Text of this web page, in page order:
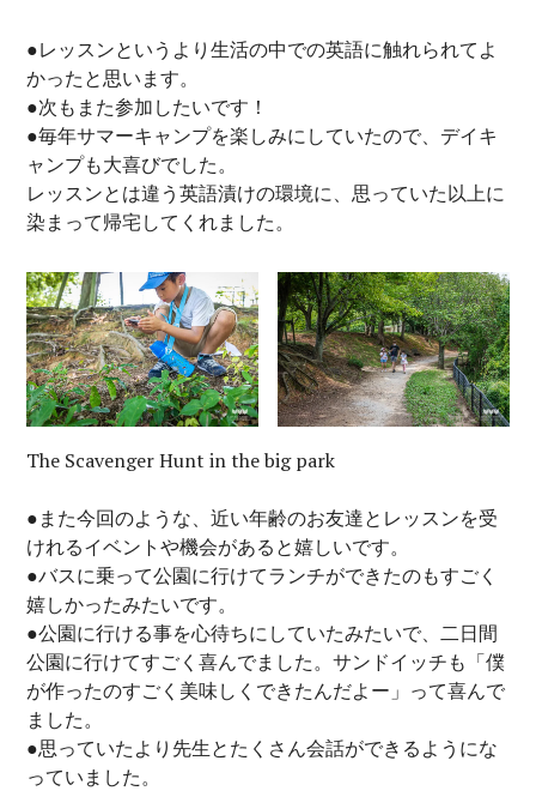
●レッスンというより生活の中での英語に触れられてよ
かったと思います。
●次もまた参加したいです！
●毎年サマーキャンプを楽しみにしていたので、デイキ
ャンプも大喜びでした。
レッスンとは違う英語漬けの環境に、思っていた以上に
染まって帰宅してくれました。
The Scavenger Hunt in the big park
●また今回のような、近い年齢のお友達とレッスンを受
けれるイベントや機会があると嬉しいです。
●バスに乗って公園に行けてランチができたのもすごく
嬉しかったみたいです。
●公園に行ける事を心待ちにしていたみたいで、二日間
公園に行けてすごく喜んでました。サンドイッチも「僕
が作ったのすごく美味しくできたんだよー」って喜んで
ました。
●思っていたより先生とたくさん会話ができるようにな
っていました。